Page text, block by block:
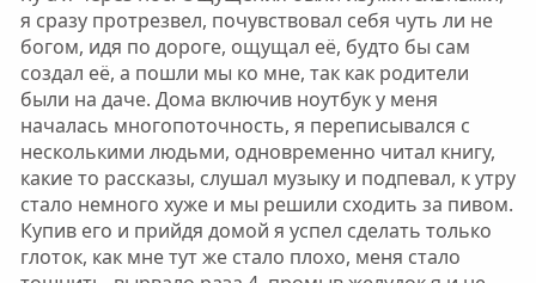
я сразу протрезвел, почувствовал себя чуть ли не
богом, идя по дороге, ощущал её, будто бы сам
создал её, а пошли мы ко мне, так как родители
были на даче. Дома включив ноутбук у меня
началась многопоточность, я переписывался с
несколькими людьми, одновременно читал книгу,
какие то рассказы, слушал музыку и подпевал, к утру
стало немного хуже и мы решили сходить за пивом.
Купив его и прийдя домой я успел сделать только
глоток, как мне тут же стало плохо, меня стало